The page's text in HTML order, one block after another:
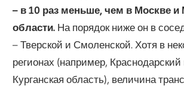
– в 10 раз меньше, чем в Москве и
области. На порядок ниже он в
– Тверской и Смоленской. Хотя в
регионах (например, Краснодарский
Курганская область), величина